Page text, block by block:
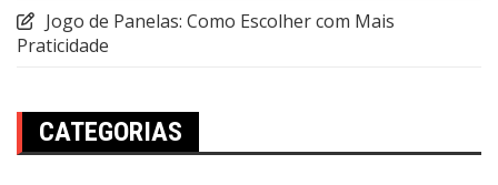
Jogo de Panelas: Como Escolher com Mais
Praticidade
CATEGORIAS